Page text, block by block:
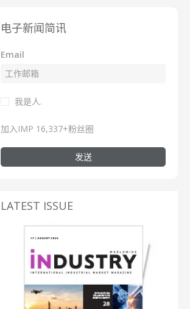
电子新闻简讯
Email
我是人.
加入IMP 16,337+粉丝圈
发送
LATEST ISSUE